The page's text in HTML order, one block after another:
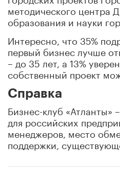
методического центра
образования и науки
Интересно, что 35%
первый бизнес лучше
– до 35 лет, а 13%
собственный проект
Справка
Бизнес-клуб «Атланты»
для российских
менеджеров, место
поддержки,